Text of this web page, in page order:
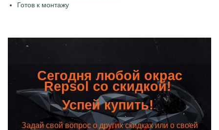
Готов к монтажу
Сегодня любой окрас
Repsol со скидкой!
Успей купить!
Задай свой вопрос о других скидках или о своей